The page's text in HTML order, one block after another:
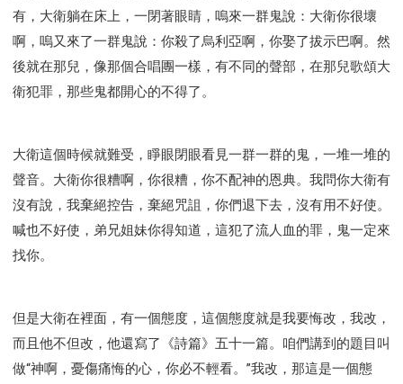
研習會02 - 得勝教會的啟示
研習會02 - 教會的牧養
研習會03 - 醫治釋放特會
研習會03 - 成為門徒特會
有，大衛躺在床上，一閉著眼睛，嗚來一群鬼說：大衛你很壞
啊，嗚又來了一群鬼說：你殺了烏利亞啊，你娶了拔示巴啊。然
後就在那兒，像那個合唱團一樣，有不同的聲部，在那兒歌頌大
衛犯罪，那些鬼都開心的不得了。
大衛這個時候就難受，睜眼閉眼看見一群一群的鬼，一堆一堆的
聲音。大衛你很糟啊，你很糟，你不配神的恩典。我問你大衛有
沒有說，我棄絕控告，棄絕咒詛，你們退下去，沒有用不好使。
喊也不好使，弟兄姐妹你得知道，這犯了流人血的罪，鬼一定來
找你。
但是大衛在裡面，有一個態度，這個態度就是我要悔改，我改，
而且他不但改，他還寫了《詩篇》五十一篇。咱們講到的題目叫
做“神啊，憂傷痛悔的心，你必不輕看。”我改，那這是一個態